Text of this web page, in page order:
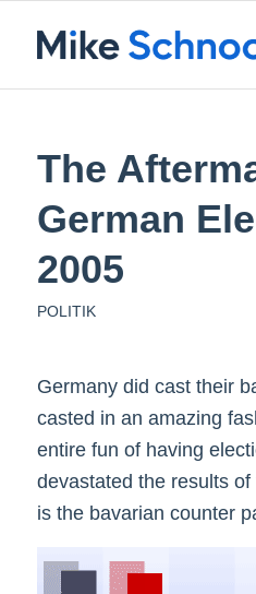
The
German
2005
POLITIK
Germany did cast their
casted in an amazing
entire fun of having
devastated the results
is the bavarian counter